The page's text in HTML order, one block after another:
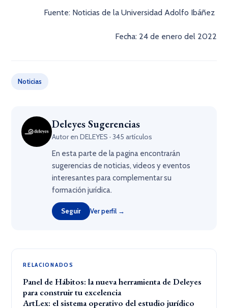
Fuente: Noticias de la Universidad Adolfo Ibáñez
Fecha: 24 de enero del 2022
Noticias
Deleyes Sugerencias
Autor en DELEYES · 345 artículos
En esta parte de la pagina encontrarán
sugerencias de noticias, videos y eventos
interesantes para complementar su
formación jurídica.
Seguir Ver perfil →
RELACIONADOS
Panel de Hábitos: la nueva herramienta de Deleyes
para construir tu excelencia
ArtLex: el sistema operativo del estudio jurídico